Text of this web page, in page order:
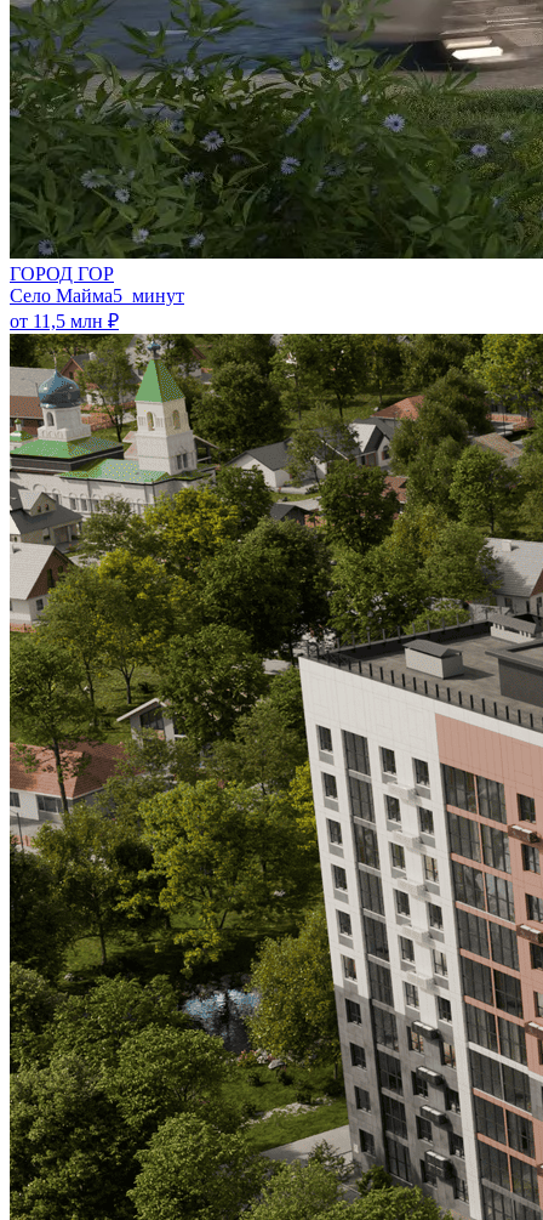
ГОРОД ГОР
Село Майма5 минут
от 11,5 млн ₽